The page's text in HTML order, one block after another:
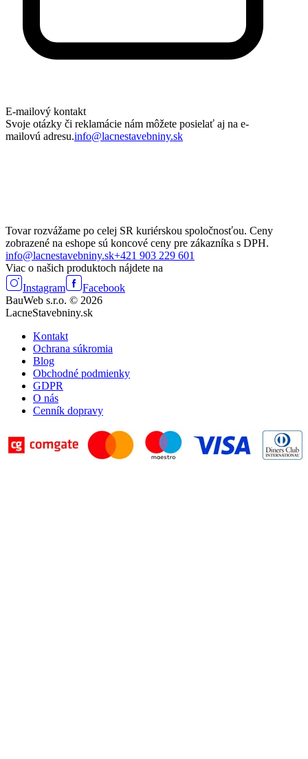
E-mailový kontakt
Svoje otázky či reklamácie nám môžete posielať aj na e-
mailovú adresu.info@lacnestavebniny.sk
Tovar rozvážame po celej SR kuriérskou spoločnosťou. Ceny
zobrazené na eshope sú koncové ceny pre zákazníka s DPH.
info@lacnestavebniny.sk+421 903 229 601
Viac o našich produktoch nájdete na
Instagram
Facebook
BauWeb s.r.o. © 2026
LacneStavebniny.sk
Kontakt
Ochrana súkromia
Blog
Obchodné podmienky
GDPR
O nás
Cenník dopravy